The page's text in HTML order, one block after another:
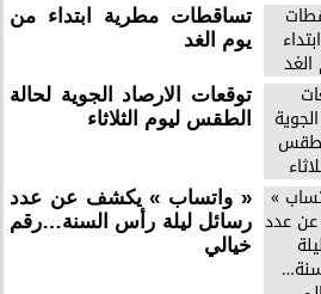
تساقطات مطرية ابتداء من
يوم الغد
توقعات الارصاد الجوية لحالة
الطقس ليوم الثلاثاء
« واتساب » يكشف عن عدد
رسائل ليلة رأس السنة…رقم
خيالي